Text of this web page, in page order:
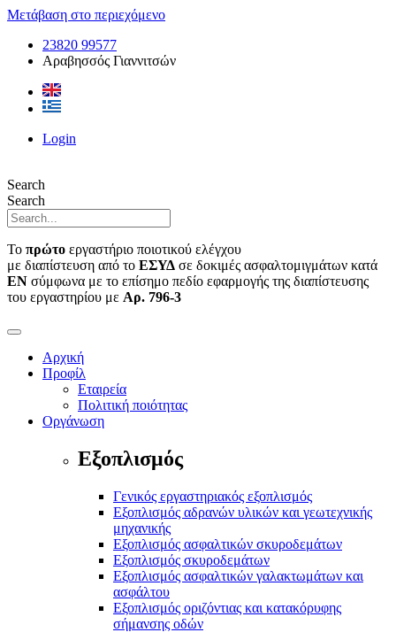
Μετάβαση στο περιεχόμενο
23820 99577
Αραβησσός Γιαννιτσών
Login
Search
Search
Το πρώτο εργαστήριο ποιοτικού ελέγχου
με διαπίστευση από το ΕΣΥΔ σε δοκιμές ασφαλτομιγμάτων κατά
ΕΝ σύμφωνα με το επίσημο πεδίο εφαρμογής της διαπίστευσης
του εργαστηρίου με Αρ. 796-3
Αρχική
Προφίλ
Εταιρεία
Πολιτική ποιότητας
Οργάνωση
Εξοπλισμός
Γενικός εργαστηριακός εξοπλισμός
Εξοπλισμός αδρανών υλικών και γεωτεχνικής
μηχανικής
Εξοπλισμός ασφαλτικών σκυροδεμάτων
Εξοπλισμός σκυροδεμάτων
Εξοπλισμός ασφαλτικών γαλακτωμάτων και
ασφάλτου
Εξοπλισμός οριζόντιας και κατακόρυφης
σήμανσης οδών